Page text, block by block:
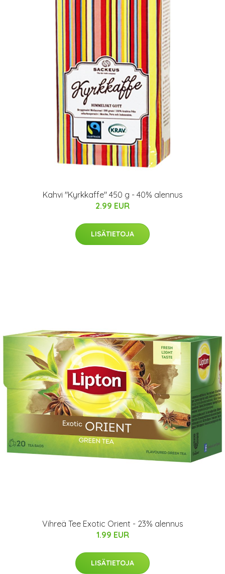
Kahvi "Kyrkkaffe" 450 g - 40% alennus
2.99 EUR
LISÄTIETOJA
Vihreä Tee Exotic Orient - 23% alennus
1.99 EUR
LISÄTIETOJA